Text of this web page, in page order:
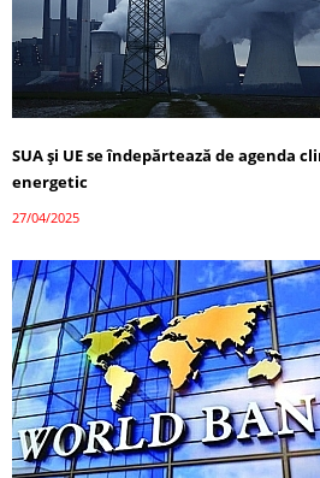
SUA și UE se îndepărtează de agenda
energetic
27/04/2025